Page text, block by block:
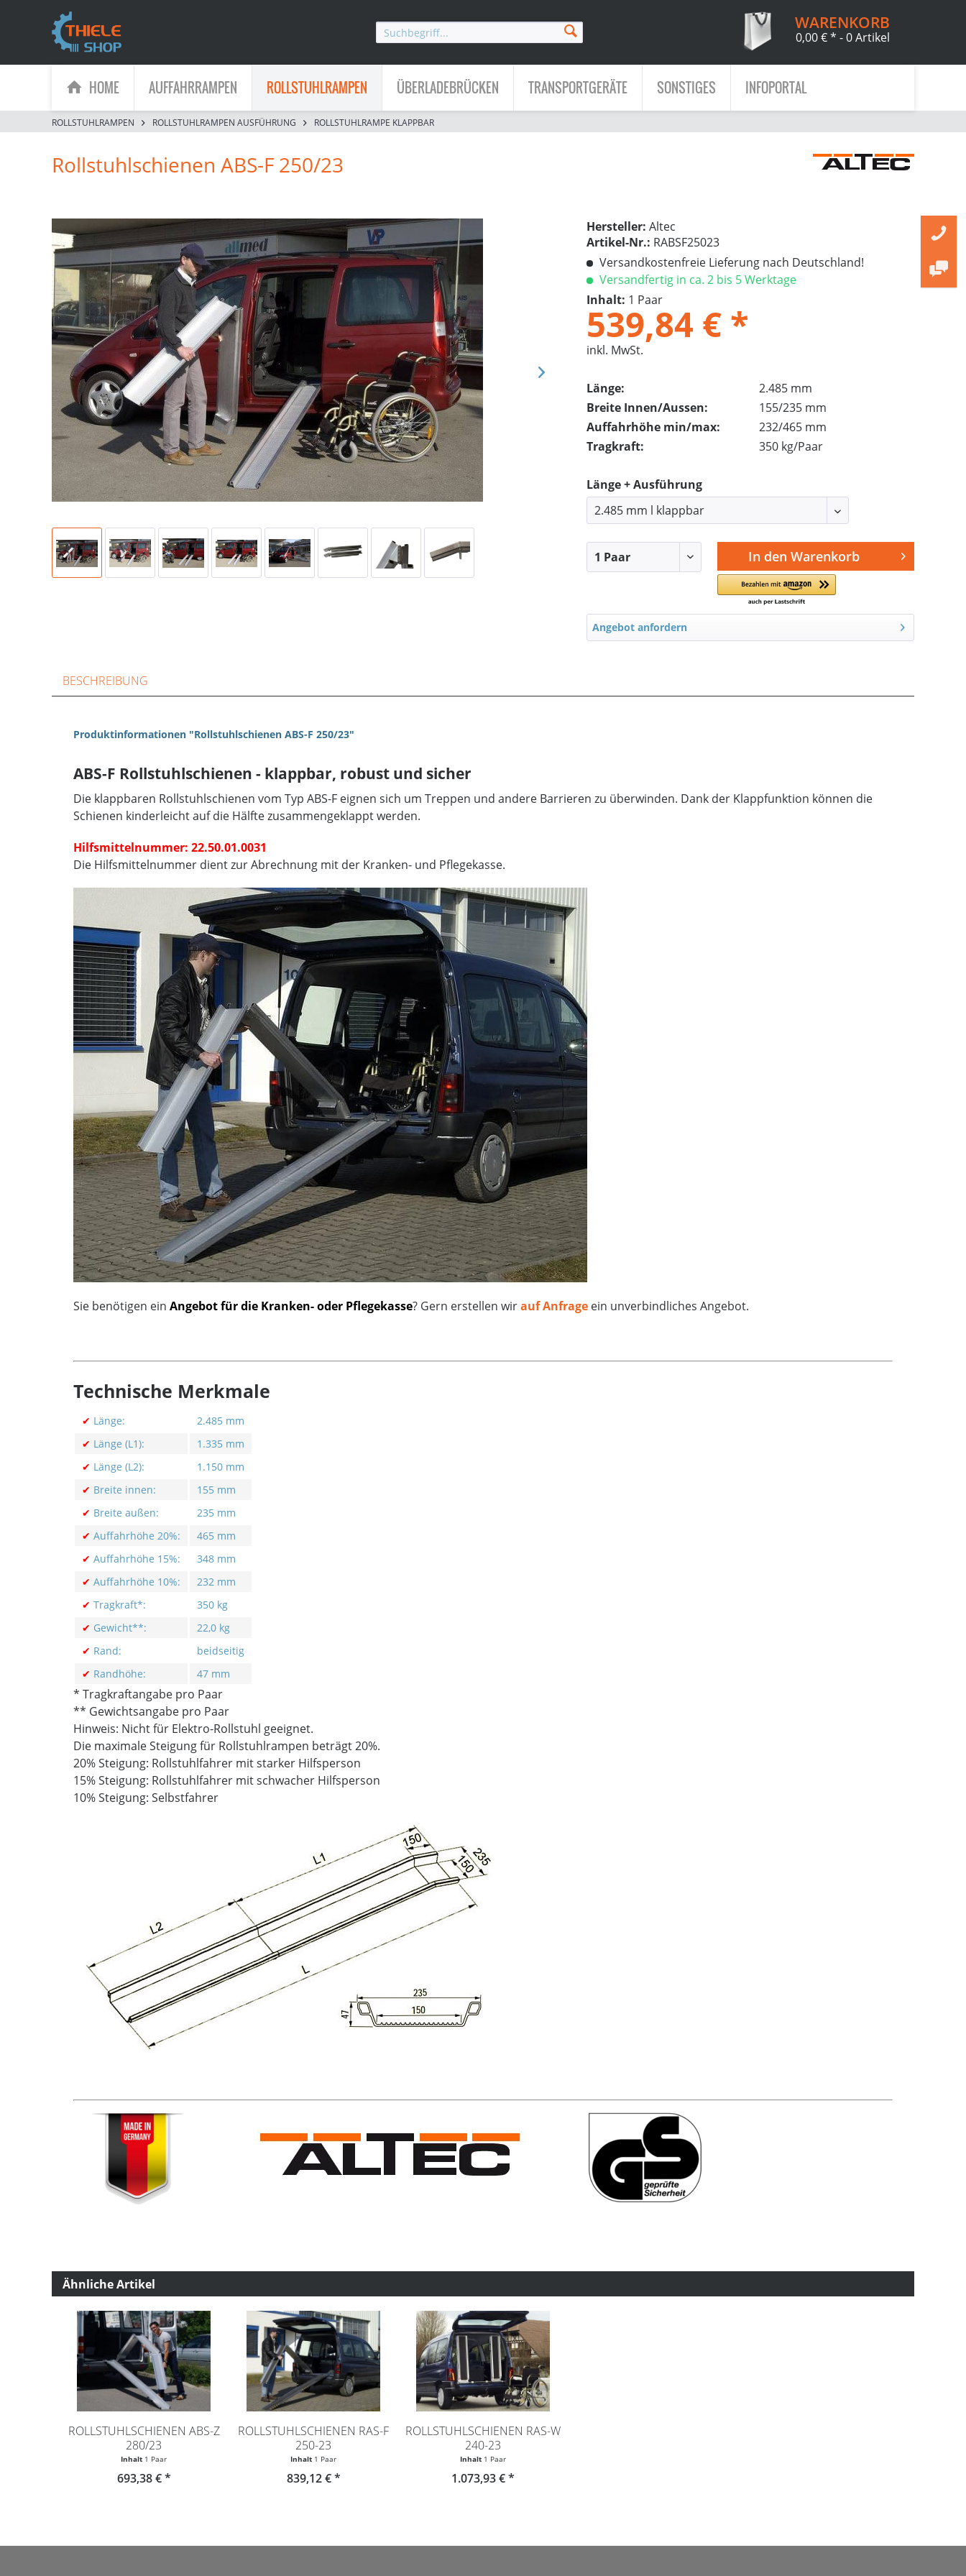
WARENKORB
0,00 € * - 0 Artikel
HOME AUFFAHRRAMPEN ROLLSTUHLRAMPEN ÜBERLADEBRÜCKEN TRANSPORTGERÄTE SONSTIGES INFOPORTAL
ROLLSTUHLRAMPEN ROLLSTUHLRAMPEN AUSFÜHRUNG ROLLSTUHLRAMPE KLAPPBAR
Rollstuhlschienen ABS-F 250/23
Hersteller: Altec
Artikel-Nr.: RABSF25023
Versandkostenfreie Lieferung nach Deutschland!
Versandfertig in ca. 2 bis 5 Werktage
Inhalt: 1 Paar
539,84 € *
inkl. MwSt.
Länge:
2.485 mm
Breite Innen/Aussen:
155/235 mm
Auffahrhöhe min/max:
232/465 mm
Tragkraft:
350 kg/Paar
Länge + Ausführung
In den Warenkorb
Angebot anfordern
BESCHREIBUNG
Produktinformationen "Rollstuhlschienen ABS-F 250/23"
ABS-F Rollstuhlschienen - klappbar, robust und sicher
Die klappbaren Rollstuhlschienen vom Typ ABS-F eignen sich um Treppen und andere Barrieren zu überwinden. Dank der Klappfunktion können die
Schienen kinderleicht auf die Hälfte zusammengeklappt werden.
Hilfsmittelnummer: 22.50.01.0031
Die Hilfsmittelnummer dient zur Abrechnung mit der Kranken- und Pflegekasse.
Sie benötigen ein Angebot für die Kranken- oder Pflegekasse? Gern erstellen wirauf Anfrage ein unverbindliches Angebot.
Technische Merkmale
✔ Länge:
2.485 mm
✔ Länge (L1):
1.335 mm
✔ Länge (L2):
1.150 mm
✔ Breite innen:
155 mm
✔ Breite außen:
235 mm
✔ Auffahrhöhe 20%:
465 mm
✔ Auffahrhöhe 15%:
348 mm
✔ Auffahrhöhe 10%:
232 mm
✔ Tragkraft*:
350 kg
✔ Gewicht**:
22,0 kg
✔ Rand:
beidseitig
✔ Randhöhe: 47 mm
* Tragkraftangabe pro Paar
** Gewichtsangabe pro Paar
Hinweis: Nicht für Elektro-Rollstuhl geeignet.
Die maximale Steigung für Rollstuhlrampen beträgt 20%.
20% Steigung: Rollstuhlfahrer mit starker Hilfsperson
15% Steigung: Rollstuhlfahrer mit schwacher Hilfsperson
10% Steigung: Selbstfahrer
Ähnliche Artikel
ROLLSTUHLSCHIENEN ABS-Z
280/23
Inhalt 1 Paar
693,38 € *
ROLLSTUHLSCHIENEN RAS-F
250-23
Inhalt 1 Paar
839,12 € *
ROLLSTUHLSCHIENEN RAS-W
240-23
Inhalt 1 Paar
1.073,93 € *